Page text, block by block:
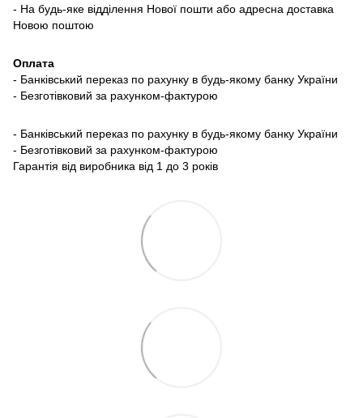
- На будь-яке відділення Нової пошти або адресна доставка
Новою поштою
Оплата
- Банківський переказ по рахунку в будь-якому банку України
- Безготівковий за рахунком-фактурою
- Банківський переказ по рахунку в будь-якому банку України
- Безготівковий за рахунком-фактурою
Гарантія від виробника від 1 до 3 років